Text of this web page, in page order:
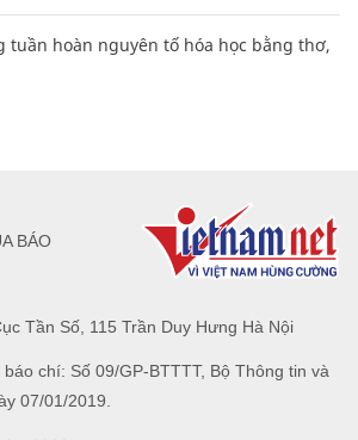
tuần hoàn nguyên tố hóa học bằng thơ,
Tần Số, 115 Trần Duy Hưng Hà Nội
chí: Số 09/GP-BTTTT, Bộ Thông tin và
07/01/2019.
BÁO